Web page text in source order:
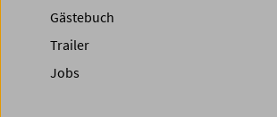
Gästebuch
Trailer
Jobs